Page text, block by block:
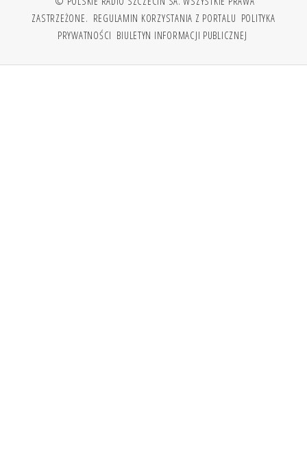
ZASTRZEŻONE. REGULAMIN KORZYSTANIA Z PORTALU POLITYKA
PRYWATNOŚCI BIULETYN INFORMACJI PUBLICZNEJ